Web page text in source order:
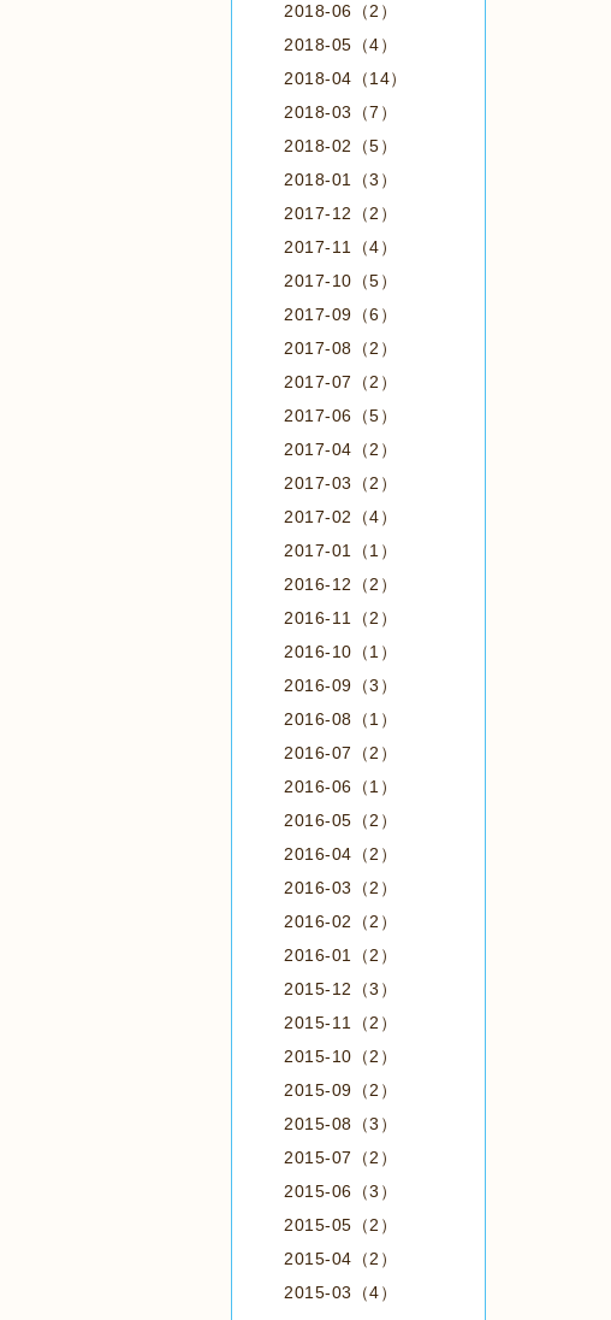
2018-06（2）
2018-05（4）
2018-04（14）
2018-03（7）
2018-02（5）
2018-01（3）
2017-12（2）
2017-11（4）
2017-10（5）
2017-09（6）
2017-08（2）
2017-07（2）
2017-06（5）
2017-04（2）
2017-03（2）
2017-02（4）
2017-01（1）
2016-12（2）
2016-11（2）
2016-10（1）
2016-09（3）
2016-08（1）
2016-07（2）
2016-06（1）
2016-05（2）
2016-04（2）
2016-03（2）
2016-02（2）
2016-01（2）
2015-12（3）
2015-11（2）
2015-10（2）
2015-09（2）
2015-08（3）
2015-07（2）
2015-06（3）
2015-05（2）
2015-04（2）
2015-03（4）